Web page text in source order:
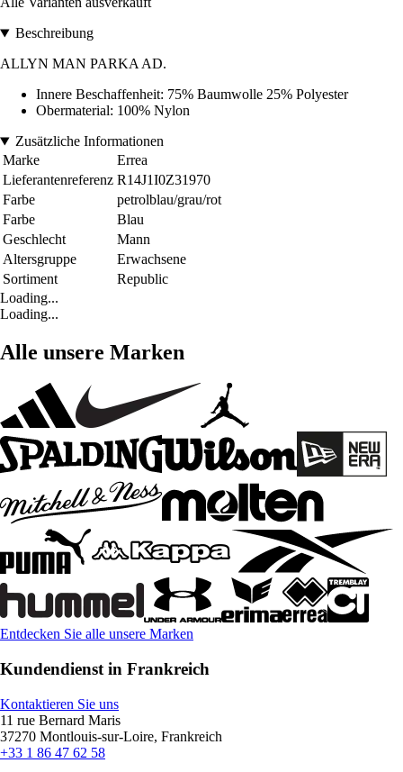
Beschreibung
ALLYN MAN PARKA AD.
Innere Beschaffenheit: 75% Baumwolle 25% Polyester
Obermaterial: 100% Nylon
Zusätzliche Informationen
Marke
Errea
Lieferantenreferenz R14J1I0Z31970
Farbe
petrolblau/grau/rot
Farbe
Blau
Geschlecht
Mann
Altersgruppe
Erwachsene
Sortiment
Republic
Loading...
Loading...
Alle unsere Marken
Entdecken Sie alle unsere Marken
Kundendienst in Frankreich
Kontaktieren Sie uns
11 rue Bernard Maris
37270 Montlouis-sur-Loire, Frankreich
+33 1 86 47 62 58